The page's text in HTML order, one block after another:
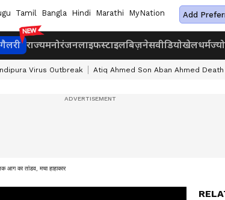
Tamil Bangla Hindi Marathi MyNation Add
राज्यमनोरंजनलाइफस्टाइलबिज़नेसवीडियोखेलधर्म
Virus Outbreak Atiq Ahmed Son Aban Ahmed Death
का तांडव, मचा हाहाकार